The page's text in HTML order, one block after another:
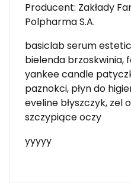
Producent: Zakłady
Polpharma S.A.
basiclab serum
bielenda brzoskwinia,
yankee candle
paznokci, płyn do
eveline błyszczyk, zel
szczypiące oczy
yyyyy